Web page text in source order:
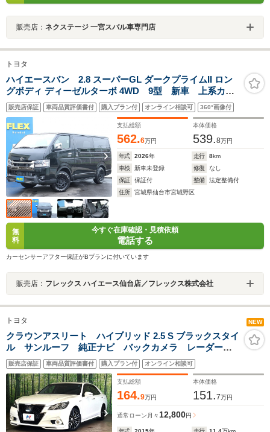
販売店： ネクステージ 一宮スバル車専門店
トヨタ
ハイエースバン 2.8 スーパーGL ダークプライムII ロン
グボディ ディーゼルターボ 4WD 9型 新車 上系カス
タム ティーフォーススポイラー オーバーフェンダ
ー NT-1アルミ&ダンロップRTタイヤ 両側パワースラ
イドドア 寒冷地仕様 ベットキット オメガLEDテー
ルランプ
販売店保証 車両品質評価書付 購入プラン付 オンライン相談可 360°画像付
支払総額
562.6万円
本体価格
539.8万円
年式 2026年 走行 8km
車検
新車未登録 修復
なし
保証
保証付 整備
法定整備付
住所
宮城県仙台市宮城野区
無
料
今すぐ在庫確認・見積依頼
電話する
カーセンサーアフター保証がBプランに付いています
販売店： フレックス ハイエース仙台店／フレックス株式会社
トヨタ NEW
クラウンアスリート ハイブリッド 2.5 S ブラックスタイ
ル サンルーフ 純正ナビ バックカメラ レーダーク
ルーズ 禁煙車 レザーシート 前席シートエアコン
コーナーセンサー スマートキー Bluetooth再生 HID
ヘッド ETC 純正18インチアルミ
販売店保証 車両品質評価書付 購入プラン付 オンライン相談可
支払総額
164.9万円
本体価格
151.7万円
通常ローン 月々12,800円